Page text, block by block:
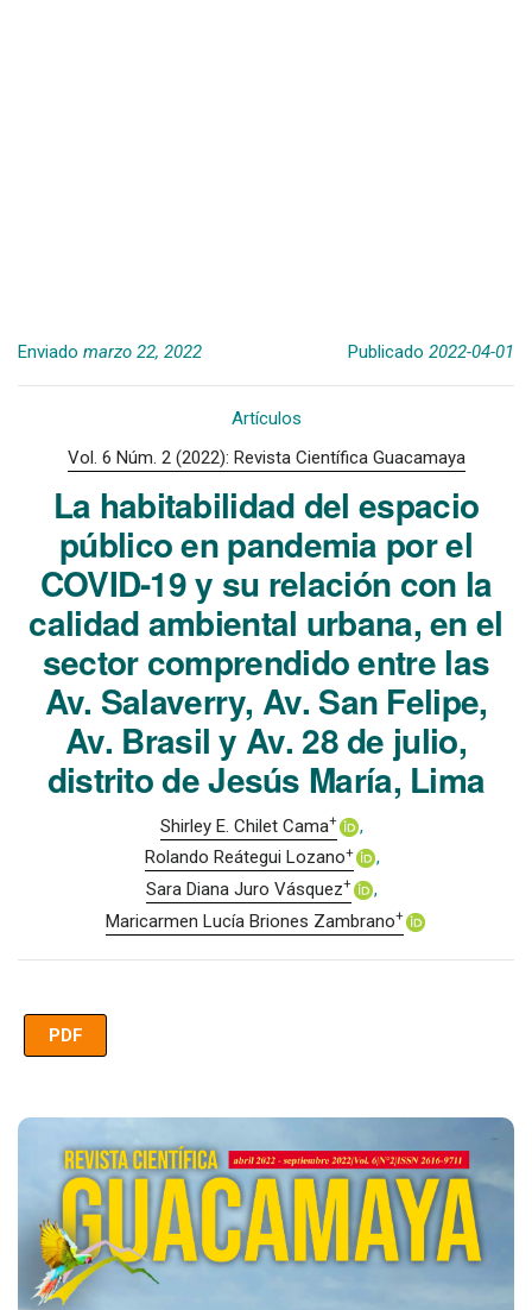
Enviado marzo 22, 2022 Publicado 2022-04-01
Artículos
Vol. 6 Núm. 2 (2022): Revista Científica Guacamaya
La habitabilidad del espacio
público en pandemia por el
COVID-19 y su relación con la
calidad ambiental urbana, en el
sector comprendido entre las
Av. Salaverry, Av. San Felipe,
Av. Brasil y Av. 28 de julio,
distrito de Jesús María, Lima
Shirley E. Chilet Cama+
Rolando Reátegui Lozano+
Sara Diana Juro Vásquez+
Maricarmen Lucía Briones Zambrano+
PDF
Imagen de portada